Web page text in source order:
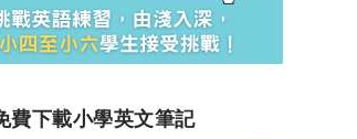
費下載小學英文筆記